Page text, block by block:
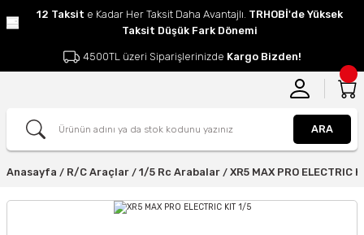
12 Taksit e Kadar Her Taksit Daha Avantajlı. TRHOBİ'de Yüksek
Taksit Düşük Fark Dönemi
4500TL üzeri Siparişlerinizde Kargo Bizden!
ARA
Anasayfa R/C Araçlar 1/5 Rc Arabalar XR5 MAX PRO ELECTRIC